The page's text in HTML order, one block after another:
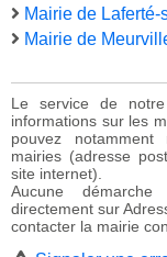
Mairie de Laferté-
Mairie de
Le service de
informations sur les
pouvez
mairies (adresse
site internet).
Aucune
directement sur
contacter la mairie